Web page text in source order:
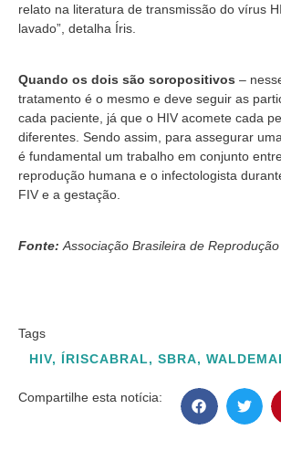
relato na literatura de transmissão do vírus
lavado”, detalha Íris.
Quando os dois são soropositivos –
tratamento é o mesmo e deve seguir as
cada paciente, já que o HIV acomete cada
diferentes. Sendo assim, para assegurar
é fundamental um trabalho em conjunto
reprodução humana e o infectologista
FIV e a gestação.
Fonte: Associação Brasileira de
Tags
HIV, ÍRISCABRAL, SBRA,
Compartilhe esta notícia: